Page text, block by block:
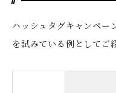
ハッシュタグキャンペー
を試みている例としてご